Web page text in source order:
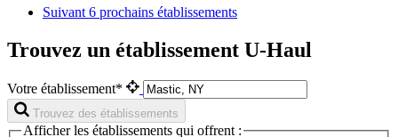
Suivant6 prochains établissements
Trouvez un établissement U-Haul
Votre établissement*
Trouvez des établissements
Afficher les établissements qui offrent :